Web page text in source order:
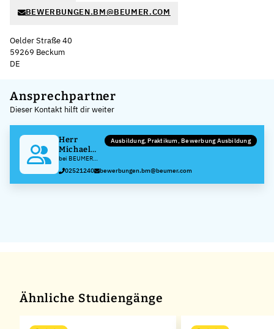
BEWERBUNGEN.BM@BEUMER.COM
Oelder Straße 40
59269 Beckum
DE
+
−
Ansprechpartner
Dieser Kontakt hilft dir weiter
Herr
Michael
Dilla
bei BEUMER
Maschinenfabrik
GmbH & Co. KG
Ausbildung, Praktikum, Bewerbung Ausbildung
02521240 bewerbungen.bm@beumer.com
Ähnliche Studiengänge